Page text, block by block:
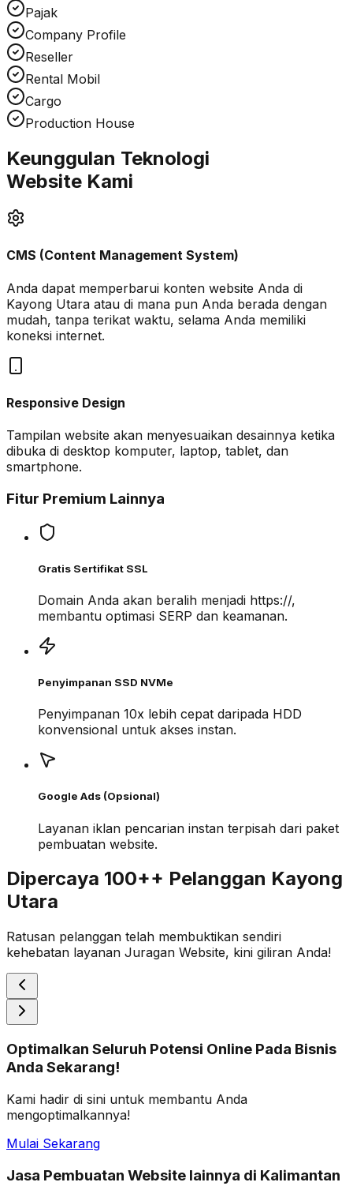
Pajak
Company Profile
Reseller
Rental Mobil
Cargo
Production House
Keunggulan Teknologi
Website Kami
CMS (Content Management System)
Anda dapat memperbarui konten website Anda di
Kayong Utara atau di mana pun Anda berada dengan
mudah, tanpa terikat waktu, selama Anda memiliki
koneksi internet.
Responsive Design
Tampilan website akan menyesuaikan desainnya ketika
dibuka di desktop komputer, laptop, tablet, dan
smartphone.
Fitur Premium Lainnya
Gratis Sertifikat SSL
Domain Anda akan beralih menjadi https://,
membantu optimasi SERP dan keamanan.
Penyimpanan SSD NVMe
Penyimpanan 10x lebih cepat daripada HDD
konvensional untuk akses instan.
Google Ads (Opsional)
Layanan iklan pencarian instan terpisah dari paket
pembuatan website.
Dipercaya 100++ Pelanggan Kayong
Utara
Ratusan pelanggan telah membuktikan sendiri
kehebatan layanan Juragan Website, kini giliran Anda!
Optimalkan Seluruh Potensi Online Pada Bisnis
Anda Sekarang!
Kami hadir di sini untuk membantu Anda
mengoptimalkannya!
Mulai Sekarang
Jasa Pembuatan Website lainnya di Kalimantan